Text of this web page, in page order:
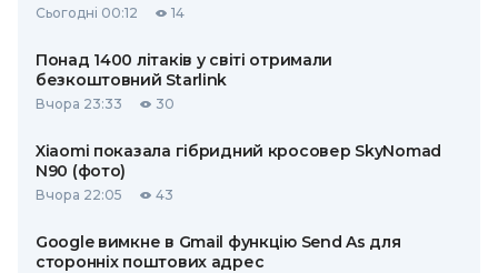
Сьогодні 00:12 14
Понад 1400 літаків у світі отримали
безкоштовний Starlink
Вчора 23:33 30
Xiaomi показала гібридний кросовер SkyNomad
N90 (фото)
Вчора 22:05 43
Google вимкне в Gmail функцію Send As для
сторонніх поштових адрес